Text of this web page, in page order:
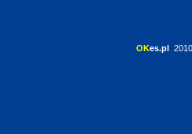
OKes.pl